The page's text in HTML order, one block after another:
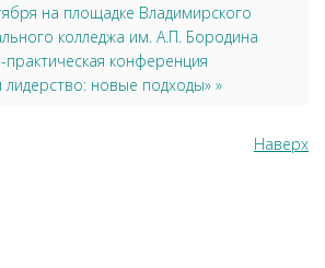
на площадке Владимирского
колледжа им. А.П. Бородина
конференция
лидерство: новые подходы» »
Наверх